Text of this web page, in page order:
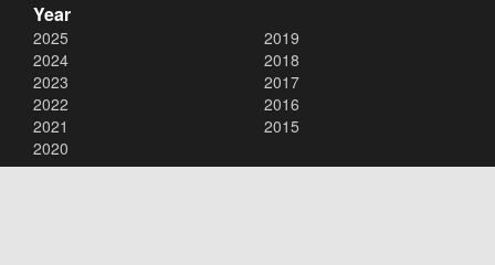
Year
2025
2024
2023
2022
2021
2020
2019
2018
2017
2016
2015